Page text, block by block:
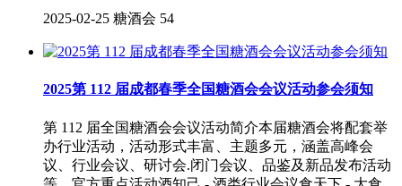
2025-02-25 糖酒会 54
2025第 112 届成都春季全国糖酒会会议活动参会须知
第 112 届全国糖酒会会议活动简介本届糖酒会将配套举
办行业活动，活动形式丰富、主题多元，涵盖高峰会
议、行业会议、研讨会.闭门会议、品鉴及新品发布活动